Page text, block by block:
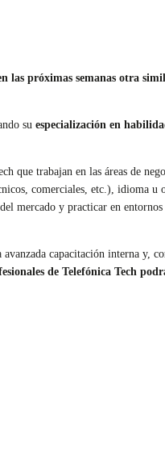
las próximas semanas otra
su especialización en
que trabajan en las áreas de
comerciales, etc.), idioma u
mercado y practicar en
capacitación interna y,
de Telefónica Tech